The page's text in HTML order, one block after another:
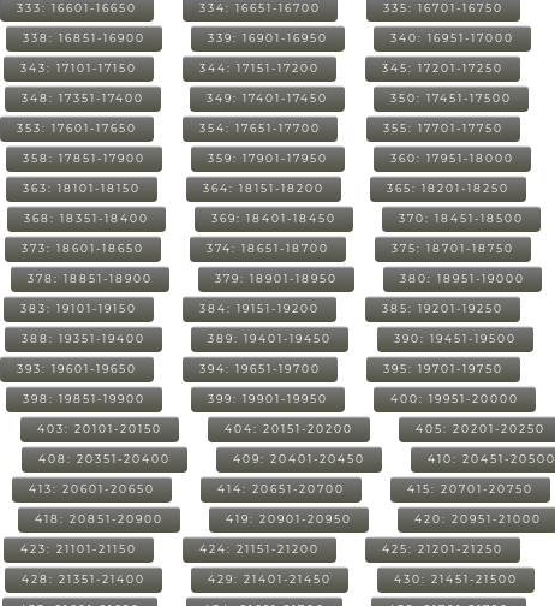
333: 16601-16650 334: 16651-16700 335: 16701-16750
338: 16851-16900 339: 16901-16950 340: 16951-17000
343: 17101-17150 344: 17151-17200 345: 17201-17250
348: 17351-17400 349: 17401-17450 350: 17451-17500
353: 17601-17650 354: 17651-17700 355: 17701-17750
358: 17851-17900 359: 17901-17950 360: 17951-18000
363: 18101-18150 364: 18151-18200 365: 18201-18250
368: 18351-18400 369: 18401-18450 370: 18451-18500
373: 18601-18650 374: 18651-18700 375: 18701-18750
378: 18851-18900 379: 18901-18950 380: 18951-19000
383: 19101-19150 384: 19151-19200 385: 19201-19250
388: 19351-19400 389: 19401-19450 390: 19451-19500
393: 19601-19650 394: 19651-19700 395: 19701-19750
398: 19851-19900 399: 19901-19950 400: 19951-20000
403: 20101-20150 404: 20151-20200 405: 20201-20250
408: 20351-20400 409: 20401-20450 410: 20451-20500
413: 20601-20650 414: 20651-20700 415: 20701-20750
418: 20851-20900 419: 20901-20950 420: 20951-21000
423: 21101-21150 424: 21151-21200 425: 21201-21250
428: 21351-21400 429: 21401-21450 430: 21451-21500